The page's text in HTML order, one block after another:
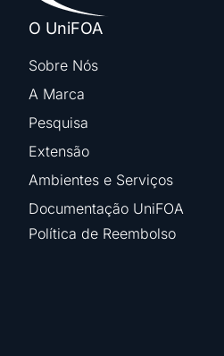
O UniFOA
Sobre Nós
A Marca
Pesquisa
Extensão
Ambientes e Serviços
Documentação UniFOA
Política de Reembolso